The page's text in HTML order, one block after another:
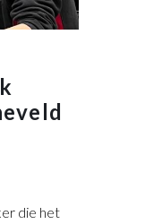
die het